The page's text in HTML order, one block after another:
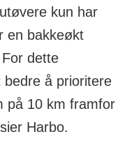
kun har
en bakkeøkt
dette
å prioritere
på 10 km framfor
Harbo.